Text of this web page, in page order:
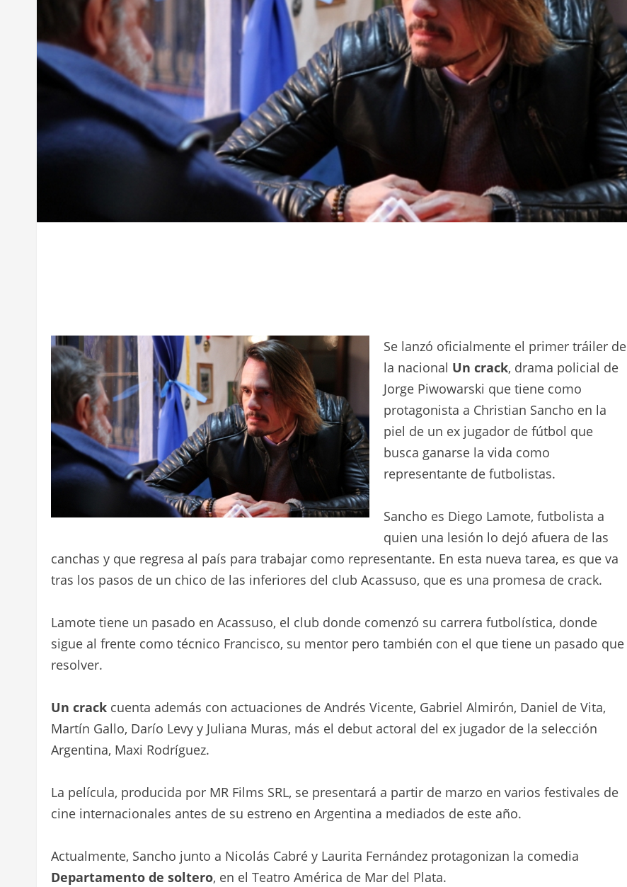
Se lanzó oficialmente el primer tráiler de
la nacional Un crack, drama policial de
Jorge Piwowarski que tiene como
protagonista a Christian Sancho en la
piel de un ex jugador de fútbol que
busca ganarse la vida como
representante de futbolistas.
Sancho es Diego Lamote, futbolista a
quien una lesión lo dejó afuera de las
canchas y que regresa al país para trabajar como representante. En esta nueva tarea, es que va
tras los pasos de un chico de las inferiores del club Acassuso, que es una promesa de crack.
Lamote tiene un pasado en Acassuso, el club donde comenzó su carrera futbolística, donde
sigue al frente como técnico Francisco, su mentor pero también con el que tiene un pasado que
resolver.
Un crack cuenta además con actuaciones de Andrés Vicente, Gabriel Almirón, Daniel de Vita,
Martín Gallo, Darío Levy y Juliana Muras, más el debut actoral del ex jugador de la selección
Argentina, Maxi Rodríguez.
La película, producida por MR Films SRL, se presentará a partir de marzo en varios festivales de
cine internacionales antes de su estreno en Argentina a mediados de este año.
Actualmente, Sancho junto a Nicolás Cabré y Laurita Fernández protagonizan la comedia
Departamento de soltero, en el Teatro América de Mar del Plata.